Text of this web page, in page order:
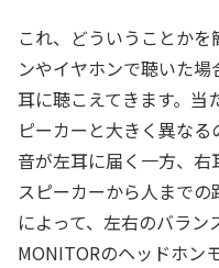
これ、どういうことか
ンやイヤホンで聴いた
耳に聴こえてきます。当
ピーカーと大きく異な
音が左耳に届く一方、右
スピーカーから人まで
によって、左右のバラン
MONITORのヘッドホン